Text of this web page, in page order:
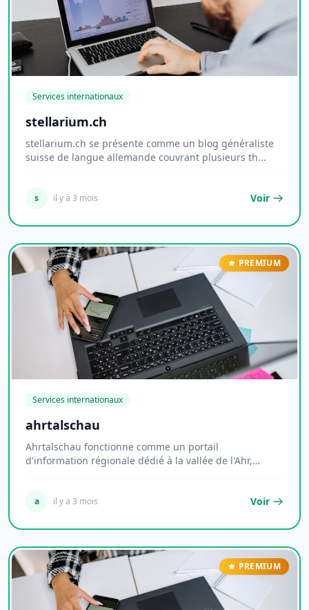
Services internationaux
stellarium.ch
stellarium.ch se présente comme un blog généraliste
suisse de langue allemande couvrant plusieurs th...
s il y a 3 mois Voir
PREMIUM
Services internationaux
ahrtalschau
Ahrtalschau fonctionne comme un portail
d'information régionale dédié à la vallée de l'Ahr,
a il y a 3 mois Voir
PREMIUM